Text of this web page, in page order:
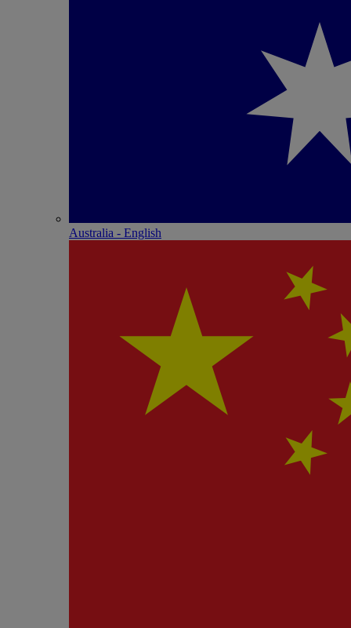
Australia - English